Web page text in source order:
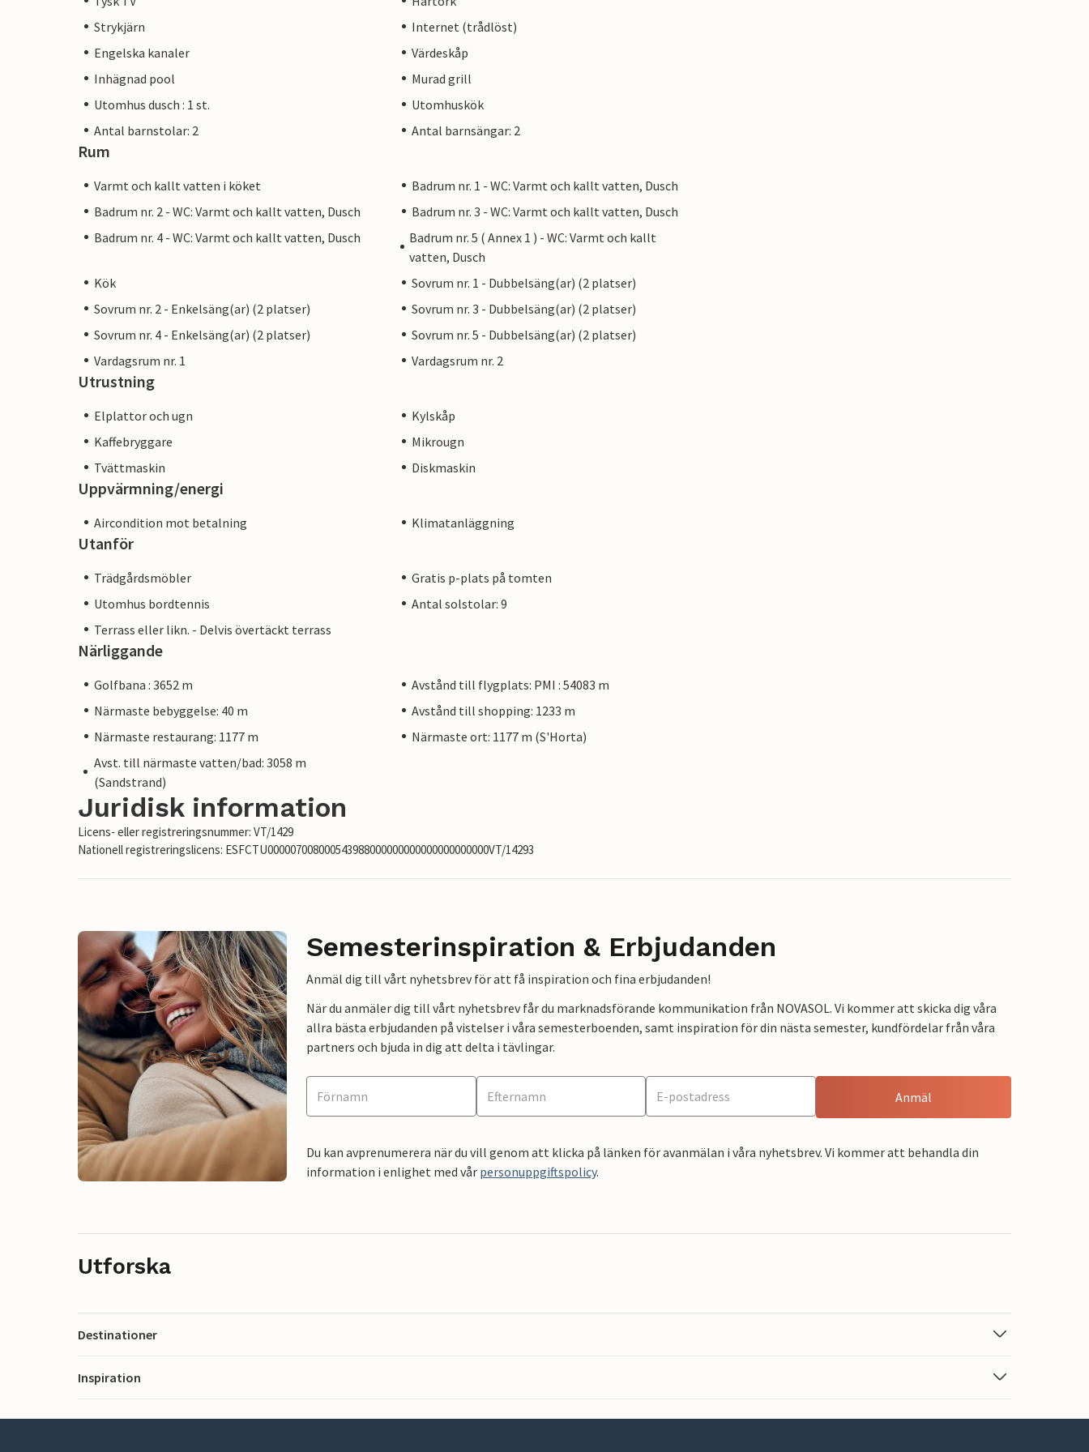
Strykjärn
Internet (trådlöst)
Engelska kanaler
Värdeskåp
Inhägnad pool
Murad grill
Utomhus dusch : 1 st.
Utomhuskök
Antal barnstolar: 2
Antal barnsängar: 2
Rum
Varmt och kallt vatten i köket
Badrum nr. 1 - WC: Varmt och kallt vatten, Dusch
Badrum nr. 2 - WC: Varmt och kallt vatten, Dusch
Badrum nr. 3 - WC: Varmt och kallt vatten, Dusch
Badrum nr. 4 - WC: Varmt och kallt vatten, Dusch
Badrum nr. 5 ( Annex 1 ) - WC: Varmt och kallt
vatten, Dusch
Kök
Sovrum nr. 1 - Dubbelsäng(ar) (2 platser)
Sovrum nr. 2 - Enkelsäng(ar) (2 platser)
Sovrum nr. 3 - Dubbelsäng(ar) (2 platser)
Sovrum nr. 4 - Enkelsäng(ar) (2 platser)
Sovrum nr. 5 - Dubbelsäng(ar) (2 platser)
Vardagsrum nr. 1
Vardagsrum nr. 2
Utrustning
Elplattor och ugn
Kylskåp
Kaffebryggare
Mikrougn
Tvättmaskin
Diskmaskin
Uppvärmning/energi
Aircondition mot betalning Klimatanläggning
Utanför
Trädgårdsmöbler
Gratis p-plats på tomten
Utomhus bordtennis
Antal solstolar: 9
Terrass eller likn. - Delvis övertäckt terrass
Närliggande
Golfbana : 3652 m
Avstånd till flygplats: PMI : 54083 m
Närmaste bebyggelse: 40 m
Avstånd till shopping: 1233 m
Närmaste restaurang: 1177 m
Närmaste ort: 1177 m (S'Horta)
Avst. till närmaste vatten/bad: 3058 m
(Sandstrand)
Juridisk information
Licens- eller registreringsnummer: VT/1429
Nationell registreringslicens: ESFCTU000007008000543988000000000000000000000VT/14293
Semesterinspiration & Erbjudanden
Anmäl dig till vårt nyhetsbrev för att få inspiration och fina erbjudanden!
När du anmäler dig till vårt nyhetsbrev får du marknadsförande kommunikation från NOVASOL. Vi kommer att skicka dig våra
allra bästa erbjudanden på vistelser i våra semesterboenden, samt inspiration för din nästa semester, kundfördelar från våra
partners och bjuda in dig att delta i tävlingar.
Anmäl
Du kan avprenumerera när du vill genom att klicka på länken för avanmälan i våra nyhetsbrev. Vi kommer att behandla din
information i enlighet med vår personuppgiftspolicy.
Utforska
Destinationer
Inspiration